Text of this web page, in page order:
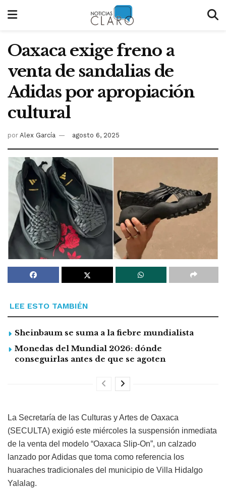
Oaxaca exige freno a
venta de sandalias de
Adidas por apropiación
cultural
por Alex García agosto 6, 2025
LEE ESTO TAMBIÉN
Sheinbaum se suma a la fiebre mundialista
Monedas del Mundial 2026: dónde
conseguirlas antes de que se agoten
La Secretaría de las Culturas y Artes de Oaxaca
(SECULTA) exigió este miércoles la suspensión inmediata
de la venta del modelo “Oaxaca Slip-On”, un calzado
lanzado por Adidas que toma como referencia los
huaraches tradicionales del municipio de Villa Hidalgo
Yalalag.